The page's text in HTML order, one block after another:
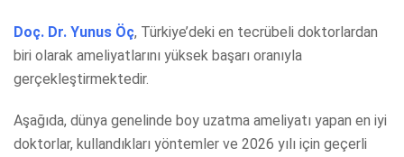
Doç. Dr. Yunus Öç, Türkiye’deki en tecrübeli doktorlardan
biri olarak ameliyatlarını yüksek başarı oranıyla
gerçekleştirmektedir.
Aşağıda, dünya genelinde boy uzatma ameliyatı yapan en iyi
doktorlar, kullandıkları yöntemler ve 2026 yılı için geçerli